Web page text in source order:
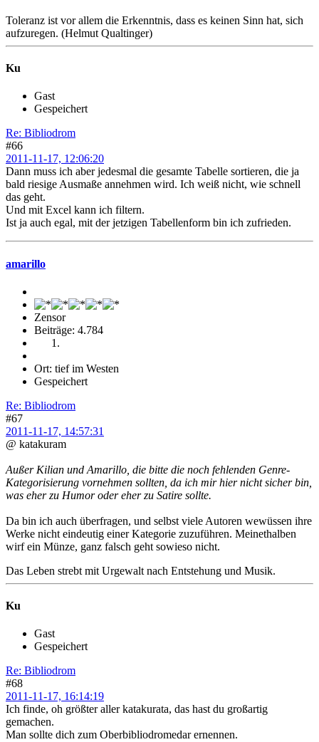
Toleranz ist vor allem die Erkenntnis, dass es keinen Sinn hat, sich
aufzuregen. (Helmut Qualtinger)
Ku
Gast
Gespeichert
Re: Bibliodrom
#66
2011-11-17, 12:06:20
Dann muss ich aber jedesmal die gesamte Tabelle sortieren, die ja
bald riesige Ausmaße annehmen wird. Ich weiß nicht, wie schnell
das geht.
Und mit Excel kann ich filtern.
Ist ja auch egal, mit der jetzigen Tabellenform bin ich zufrieden.
amarillo
Zensor
Beiträge: 4.784
Ort: tief im Westen
Gespeichert
Re: Bibliodrom
#67
2011-11-17, 14:57:31
@ katakuram
Außer Kilian und Amarillo, die bitte die noch fehlenden Genre-
Kategorisierung vornehmen sollten, da ich mir hier nicht sicher bin,
was eher zu Humor oder eher zu Satire sollte.
Da bin ich auch überfragen, und selbst viele Autoren wewüssen ihre
Werke nicht eindeutig einer Kategorie zuzuführen. Meinethalben
wirf ein Münze, ganz falsch geht sowieso nicht.
Das Leben strebt mit Urgewalt nach Entstehung und Musik.
Ku
Gast
Gespeichert
Re: Bibliodrom
#68
2011-11-17, 16:14:19
Ich finde, oh größter aller katakurata, das hast du großartig
gemachen.
Man sollte dich zum Oberbibliodromedar ernennen.